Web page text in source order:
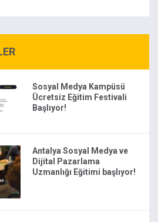
Sosyal Medya Kampüsü
Ücretsiz Eğitim Festivali
Başlıyor!
Antalya Sosyal Medya ve
Dijital Pazarlama
Uzmanlığı Eğitimi başlıyor!